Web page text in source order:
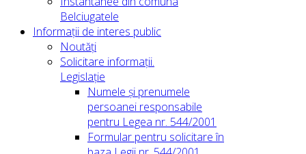
Belciugatele
Informații de interes public
Noutăți
Solicitare informații.
Legislație
Numele și prenumele
persoanei responsabile
pentru Legea nr. 544/2001
Formular pentru solicitare în